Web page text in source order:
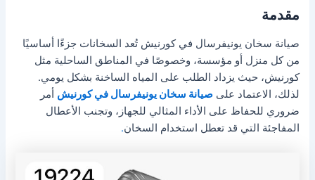
مقدمة
صيانة سخان يونيفرسال في كورنيش تُعد السخانات جزءًا أساسيًا
من كل منزل أو مؤسسة، وخصوصًا في المناطق الساحلية مثل
كورنيش، حيث يزداد الطلب على المياه الساخنة بشكل يومي.
لذلك، الاعتماد علىصيانة سخان يونيفرسال في كورنيش أمر
ضروري للحفاظ على الأداء المثالي للجهاز، وتجنب الأعطال
المفاجئة التي قد تعطل استخدام السخان.